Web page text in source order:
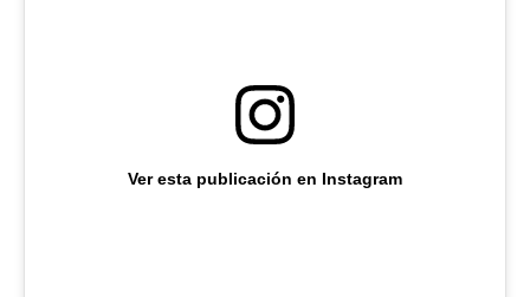
Ver esta publicación en Instagram